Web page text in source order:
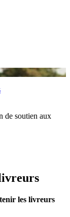
de soutien aux
les livreurs